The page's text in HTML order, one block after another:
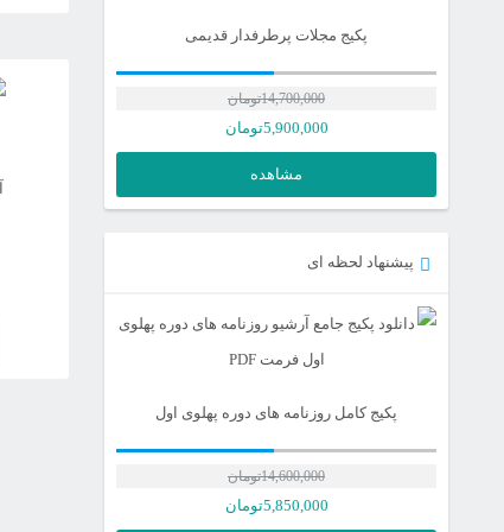
پکیج مجلات پرطرفدار قدیمی
14,700,000تومان
5,900,000تومان
مشاهده
پیشنهاد لحظه ای
پکیج کامل روزنامه های دوره پهلوی اول
14,600,000تومان
5,850,000تومان